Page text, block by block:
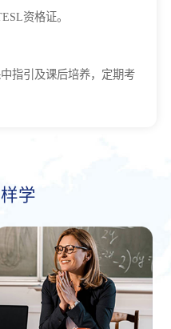
资格证。
指引及课后培养，定期考
学